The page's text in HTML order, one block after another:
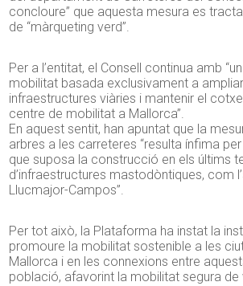
concloure” que aquesta mesura es
de “màrqueting verd”.
Per a l’entitat, el Consell continua amb
mobilitat basada exclusivament a
infraestructures viàries i mantenir el
centre de mobilitat a Mallorca”.
En aquest sentit, han apuntat que la
arbres a les carreteres “resulta ínfima
que suposa la construcció en els últims
d’infraestructures mastodòntiques, com
Llucmajor-Campos”.
Per tot això, la Plataforma ha instat la
promoure la mobilitat sostenible a les
Mallorca i en les connexions entre
població, afavorint la mobilitat segura de